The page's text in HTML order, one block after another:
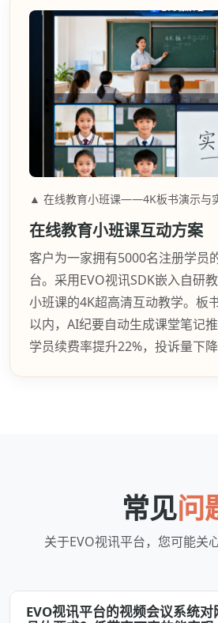
▲ 在线教育小班课——4K板书演示与
在线教育小班课互动方案
客户为一家拥有5000名注册学员
台。采用EVO视讯SDK嵌入自研
小班课的4K超高清互动教学。板
以内，AI纪要自动生成课堂笔记
学员续费率提升22%，投诉量下降
常见问
关于EVO视讯平台，您可能关
EVO视讯平台的视频会议系统